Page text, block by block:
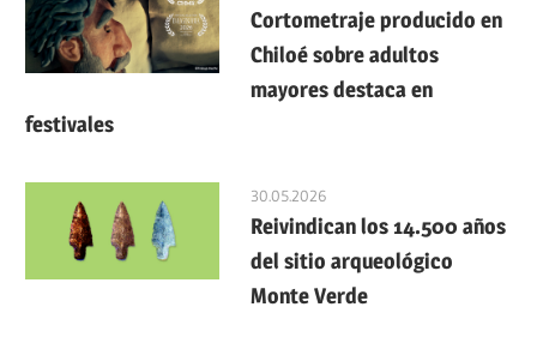
Cortometraje producido en
Chiloé sobre adultos
mayores destaca en
festivales
30.05.2026
Reivindican los 14.500 años
del sitio arqueológico
Monte Verde